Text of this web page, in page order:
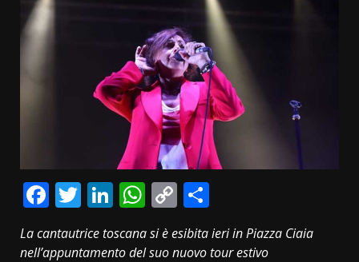
Facebook
Twitter
LinkedIn
WhatsApp
Copy
Link
La cantautrice toscana si è esibita ieri in Piazza Ciaia
nell’appuntamento del suo nuovo tour estivo